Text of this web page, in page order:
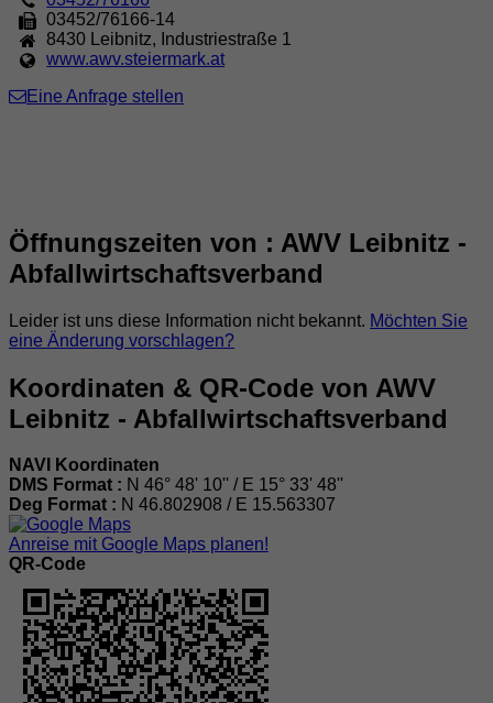
03452/76166-14
8430
Leibnitz, Industriestraße 1
www.awv.steiermark.at
Eine Anfrage stellen
Öffnungszeiten von : AWV Leibnitz -
Abfallwirtschaftsverband
Leider ist uns diese Information nicht bekannt. Möchten Sie
eine Änderung vorschlagen?
Koordinaten & QR-Code von AWV
Leibnitz - Abfallwirtschaftsverband
NAVI Koordinaten
DMS Format : N 46° 48' 10'' / E 15° 33' 48''
Deg Format : N 46.802908 / E 15.563307
Anreise mit Google Maps planen!
QR-Code